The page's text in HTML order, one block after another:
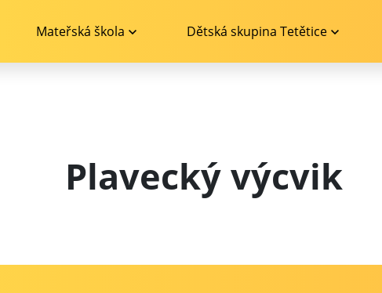
Mateřská škola Dětská skupina Tetětice
Plavecký výcvik